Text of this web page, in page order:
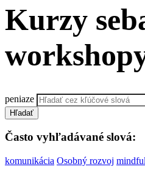
Kurzy
peniaze
Hľadať
Často vyhľadávané slová:
komunikácia Osobný rozvoj